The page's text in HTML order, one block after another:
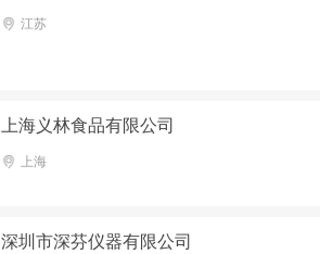
江苏
上海义林食品有限公司
上海
深圳市深芬仪器有限公司